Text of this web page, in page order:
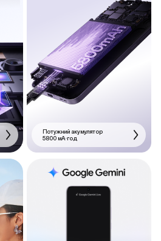
Потужний акумулятор
5800 мА·год